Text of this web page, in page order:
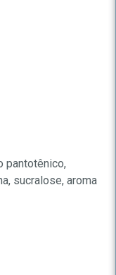
pantotênico,
sucralose, aroma